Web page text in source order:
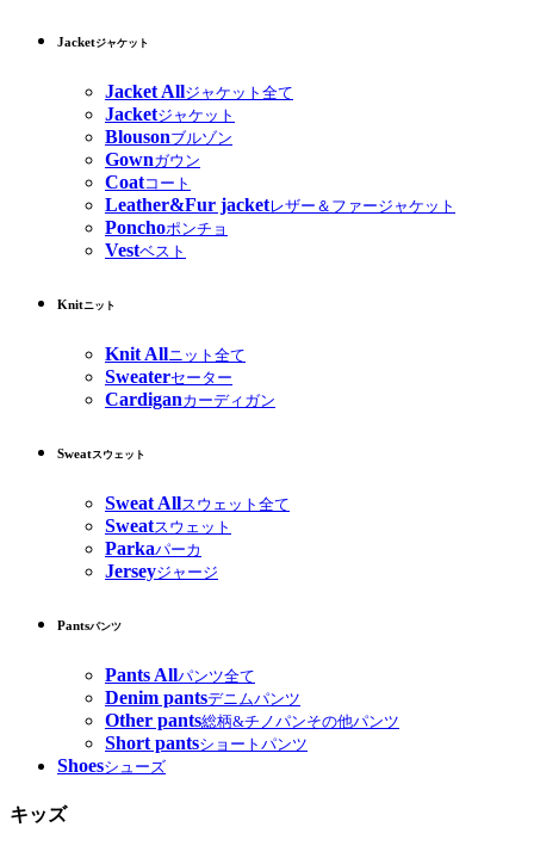
Jacketジャケット
Jacket Allジャケット全て
Jacketジャケット
Blousonブルゾン
Gownガウン
Coatコート
Leather&Fur jacketレザー＆ファージャケット
Ponchoポンチョ
Vestベスト
Knitニット
Knit Allニット全て
Sweaterセーター
Cardiganカーディガン
Sweatスウェット
Sweat Allスウェット全て
Sweatスウェット
Parkaパーカ
Jerseyジャージ
Pantsパンツ
Pants Allパンツ全て
Denim pantsデニムパンツ
Other pants総柄&チノパンその他パンツ
Short pantsショートパンツ
Shoesシューズ
キッズ